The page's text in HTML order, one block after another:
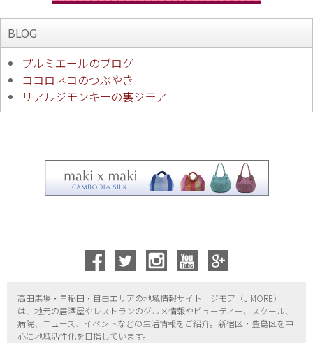
BLOG
プルミエールのブログ
ココロネコのつぶやき
リアルジモンキーの裏ジモア
高田馬場・早稲田・目白エリアの地域情報サイト「ジモア（JIMORE）」
は、地元の居酒屋やレストランのグルメ情報やビューティー、
スクール、
病院、ニュース、イベントなどの生活情報をご紹介。新宿区・ 豊島区を中
心に地域活性化を目指しています。